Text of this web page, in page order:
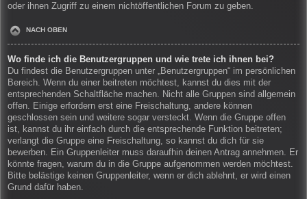
oder ihnen Zugriff zu einem nichtöffentlichen Forum zu geben.
NACH OBEN
Wo finde ich die Benutzergruppen und wie trete ich ihnen bei?
Du findest die Benutzergruppen unter „Benutzergruppen“ im persönlichen
Bereich. Wenn du einer beitreten möchtest, kannst du dies mit der
entsprechenden Schaltfläche machen. Nicht alle Gruppen sind allgemein
offen. Einige erfordern erst eine Freischaltung, andere können
geschlossen sein und weitere sogar versteckt. Wenn die Gruppe offen
ist, kannst du ihr einfach durch die entsprechende Funktion beitreten;
verlangt die Gruppe eine Freischaltung, so kannst du dich für sie
bewerben. Ein Gruppenleiter muss daraufhin deinen Antrag annehmen. Er
könnte fragen, warum du in die Gruppe aufgenommen werden möchtest.
Bitte belästige keinen Gruppenleiter, wenn er dich ablehnt, er wird einen
Grund dafür haben.